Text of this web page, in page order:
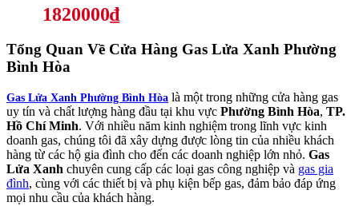
1820000₫
Tổng Quan Về Cửa Hàng Gas Lửa Xanh Phường
Bình Hòa
Gas Lửa Xanh Phường Bình Hòa là một trong những cửa hàng gas
uy tín và chất lượng hàng đầu tại khu vực Phường Bình Hòa, TP.
Hồ Chí Minh. Với nhiều năm kinh nghiệm trong lĩnh vực kinh
doanh gas, chúng tôi đã xây dựng được lòng tin của nhiều khách
hàng từ các hộ gia đình cho đến các doanh nghiệp lớn nhỏ. Gas
Lửa Xanh chuyên cung cấp các loại gas công nghiệp và gas gia
đình, cùng với các thiết bị và phụ kiện bếp gas, đảm bảo đáp ứng
mọi nhu cầu của khách hàng.